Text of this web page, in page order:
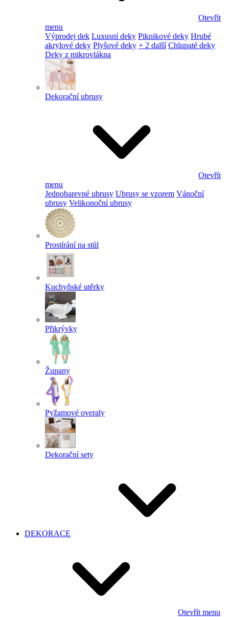
Otevřít
menu
Výprodej dek Luxusní deky Piknikové deky Hrubé
akrylové deky Plyšové deky + 2 další Chlupaté deky
Deky z mikrovlákna
Dekorační ubrusy
Otevřít
menu
Jednobarevné ubrusy Ubrusy se vzorem Vánoční
ubrusy Velikonoční ubrusy
Prostírání na stůl
Kuchyňské utěrky
Přikrývky
Župany
Pyžamové overaly
Dekorační sety
DEKORACE
Otevřít menu